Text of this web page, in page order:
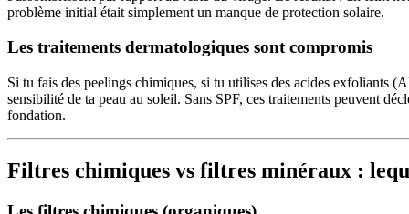
problème initial était simplement un manque de protection solaire.
Les traitements dermatologiques sont compromis
Si tu fais des peelings chimiques, si tu utilises des acides exfoliants
sensibilité de ta peau au soleil. Sans SPF, ces traitements peuvent
fondation.
Filtres chimiques vs filtres minéraux :